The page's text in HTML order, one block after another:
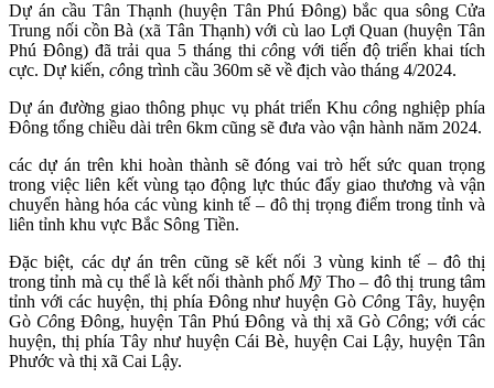
Dự án cầu Tân Thạnh (huyện Tân Phú Đông) bắc qua sông Cửa
Trung nối cồn Bà (xã Tân Thạnh) với cù lao Lợi Quan (huyện Tân
Phú Đông) đã trải qua 5 tháng thicông với tiến độ triển khai tích
cực. Dự kiến, công trình cầu 360m sẽ về địch vào tháng 4/2024.
Dự án đường giao thông phục vụ phát triển Khu công nghiệp phía
Đông tổng chiều dài trên 6km cũng sẽ đưa vào vận hành năm 2024.
các dự án trên khi hoàn thành sẽ đóng vai trò hết sức quan trọng
trong việc liên kết vùng tạo động lực thúc đẩy giao thương và vận
chuyển hàng hóa các vùng kinh tế – đô thị trọng điểm trong tỉnh và
liên tỉnh khu vực Bắc Sông Tiền.
Đặc biệt, các dự án trên cũng sẽ kết nối 3 vùng kinh tế – đô thị
trong tỉnh mà cụ thể là kết nối thành phốMỹ Tho – đô thị trung tâm
tỉnh với các huyện, thị phía Đông như huyện Gò Công Tây, huyện
Gò Công Đông, huyện Tân Phú Đông và thị xã Gò Công; với các
huyện, thị phía Tây như huyện Cái Bè, huyện Cai Lậy, huyện Tân
Phước và thị xã Cai Lậy.